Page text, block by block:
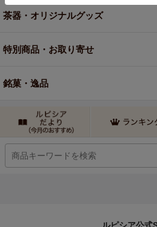
茶器・オリジナルグッズ
特別商品・お取り寄せ
銘菓・逸品